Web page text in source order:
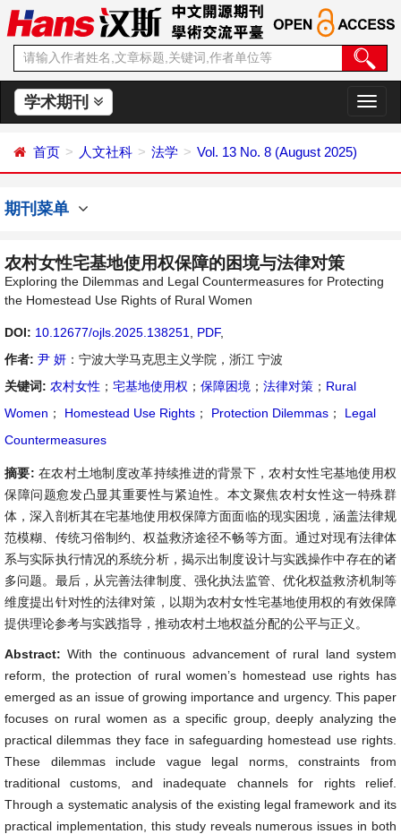
学术期刊
切
换
首页 人文社科 法学 Vol. 13 No. 8 (August 2025)
期刊菜单
农村女性宅基地使用权保障的困境与法律对策
Exploring the Dilemmas and Legal Countermeasures for Protecting
the Homestead Use Rights of Rural Women
DOI: 10.12677/ojls.2025.138251 PDF,
作者: 尹 妍 ：宁波大学马克思主义学院，浙江 宁波
关键词: 农村女性 ； 宅基地使用权 ； 保障困境 ； 法律对策 ； Rural
Women ； Homestead Use Rights ； Protection Dilemmas ；
Legal
Countermeasures
摘要: 在农村土地制度改革持续推进的背景下，农村女性宅基地使用权
保障问题愈发凸显其重要性与紧迫性。本文聚焦农村女性这一特殊群
体，深入剖析其在宅基地使用权保障方面面临的现实困境，涵盖法律规
范模糊、传统习俗制约、权益救济途径不畅等方面。通过对现有法律体
系与实际执行情况的系统分析，揭示出制度设计与实践操作中存在的诸
多问题。最后，从完善法律制度、强化执法监管、优化权益救济机制等
维度提出针对性的法律对策，以期为农村女性宅基地使用权的有效保障
提供理论参考与实践指导，推动农村土地权益分配的公平与正义。
Abstract:With the continuous advancement of rural land system
reform, the protection of rural women’s homestead use rights has
emerged as an issue of growing importance and urgency. This paper
focuses on rural women as a specific group, deeply analyzing the
practical dilemmas they face in safeguarding homestead use rights.
These dilemmas include vague legal norms, constraints from
traditional customs, and inadequate channels for rights relief.
Through a systematic analysis of the existing legal framework and its
practical implementation, this study reveals numerous issues in both